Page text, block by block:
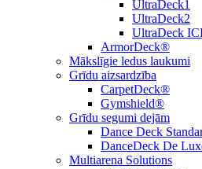
UltraDeck1
UltraDeck2
UltraDeck
ArmorDeck®
Mākslīgie ledus laukumi
Grīdu aizsardzība
CarpetDeck®
Gymshield®
Grīdu segumi dejām
Dance Deck
DanceDeck De
Multiarena Solutions